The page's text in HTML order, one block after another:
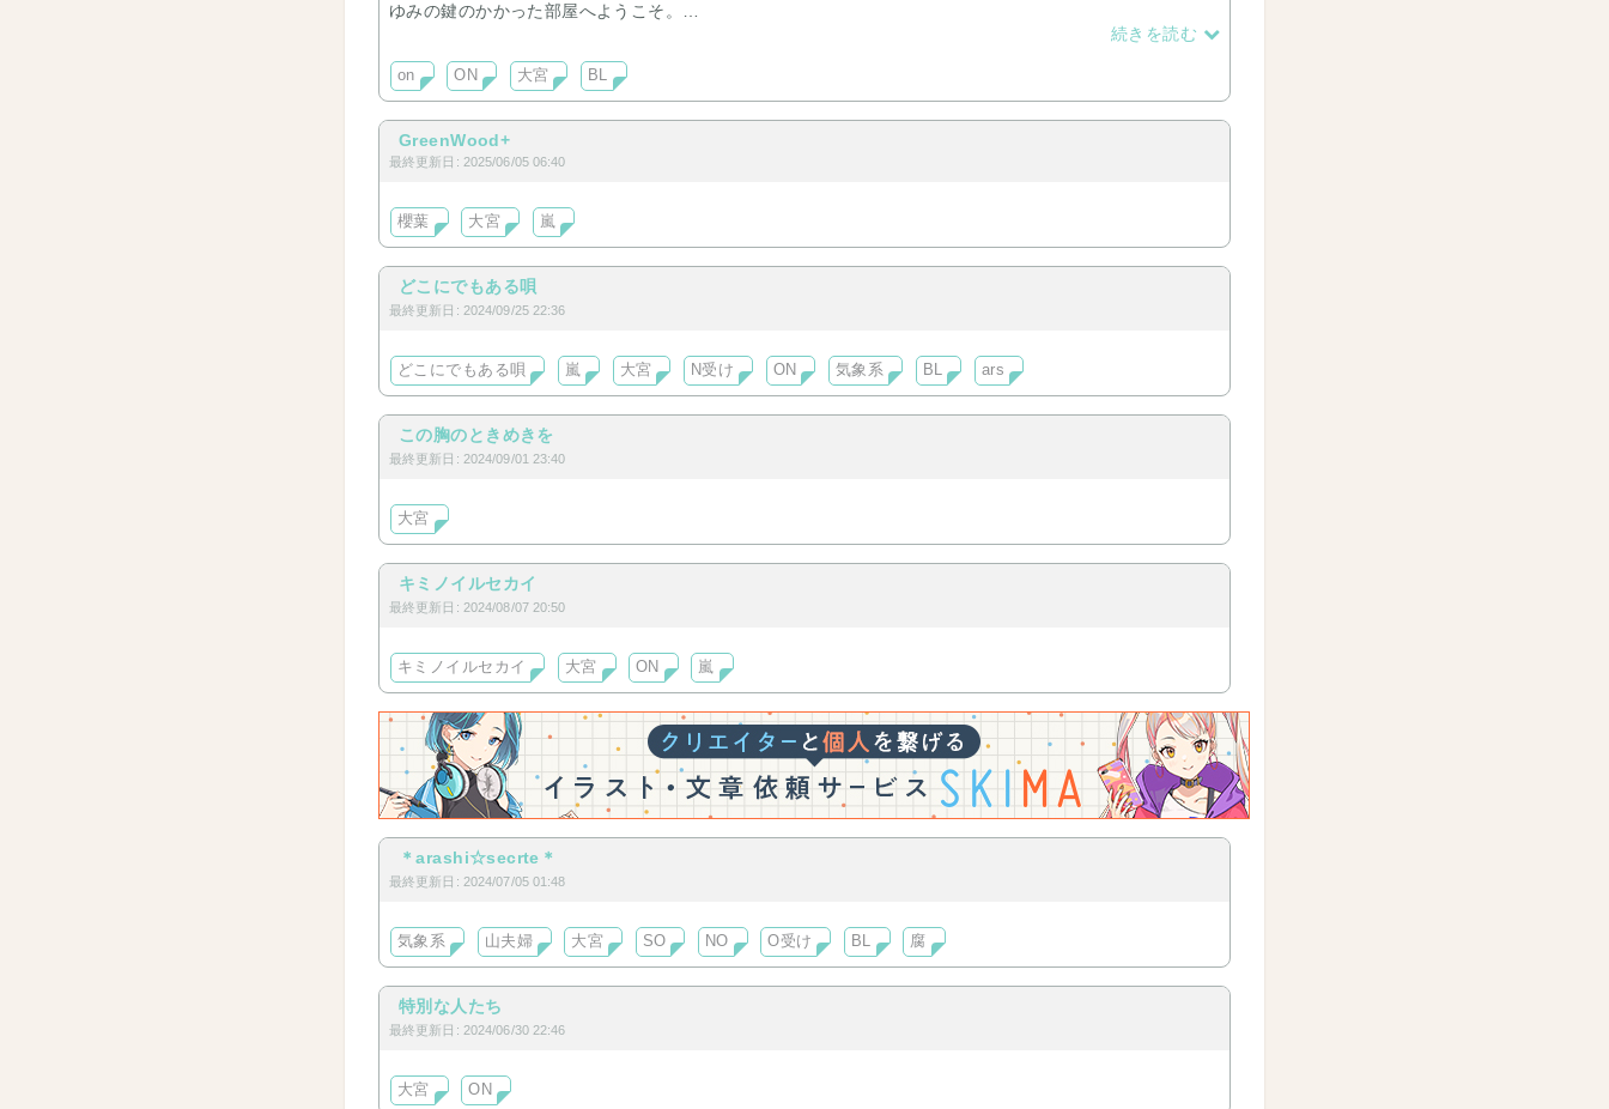
ゆみの鍵のかかった部屋へようこそ。
BL要素を含んだ某気象系(主にon)の話を書いてます。
続きを読む
on ON 大宮 BL
GreenWood+
最終更新日: 2025/06/05 06:40
櫻葉 大宮 嵐
どこにでもある唄
最終更新日: 2024/09/25 22:36
どこにでもある唄 嵐 大宮 N受け ON 気象系 BL ars
この胸のときめきを
最終更新日: 2024/09/01 23:40
大宮
キミノイルセカイ
最終更新日: 2024/08/07 20:50
キミノイルセカイ 大宮 ON 嵐
＊arashi☆secrte＊
最終更新日: 2024/07/05 01:48
気象系 山夫婦 大宮 SO NO O受け BL 腐
特別な人たち
最終更新日: 2024/06/30 22:46
大宮 ON